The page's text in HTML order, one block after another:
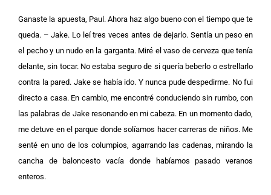
Ganaste la apuesta, Paul. Ahora haz algo bueno con el tiempo que te
queda. – Jake. Lo leí tres veces antes de dejarlo. Sentía un peso en
el pecho y un nudo en la garganta. Miré el vaso de cerveza que tenía
delante, sin tocar. No estaba seguro de si quería beberlo o estrellarlo
contra la pared. Jake se había ido. Y nunca pude despedirme. No fui
directo a casa. En cambio, me encontré conduciendo sin rumbo, con
las palabras de Jake resonando en mi cabeza. En un momento dado,
me detuve en el parque donde solíamos hacer carreras de niños. Me
senté en uno de los columpios, agarrando las cadenas, mirando la
cancha de baloncesto vacía donde habíamos pasado veranos
enteros.